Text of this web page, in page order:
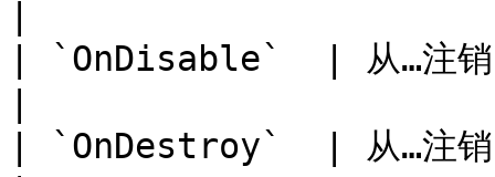
| `OnDisable`  | 从…注
| `OnDestroy`  | 从…注